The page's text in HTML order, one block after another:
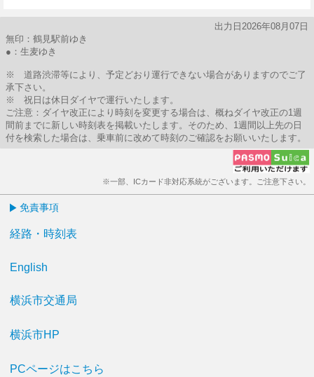
出力日2026年08月07日
無印：鶴見駅前ゆき
●：生麦ゆき
※ 道路渋滞等により、予定どおり運行できない場合がありますのでご了
承下さい。
※ 祝日は休日ダイヤで運行いたします。
ご注意：ダイヤ改正により時刻を変更する場合は、概ねダイヤ改正の1週
間前までに新しい時刻表を掲載いたします。そのため、1週間以上先の日
付を検索した場合は、乗車前に改めて時刻のご確認をお願いいたします。
※一部、ICカード非対応系統がございます。ご注意下さい。
免責事項
経路・時刻表
English
横浜市交通局
横浜市HP
PCページはこちら